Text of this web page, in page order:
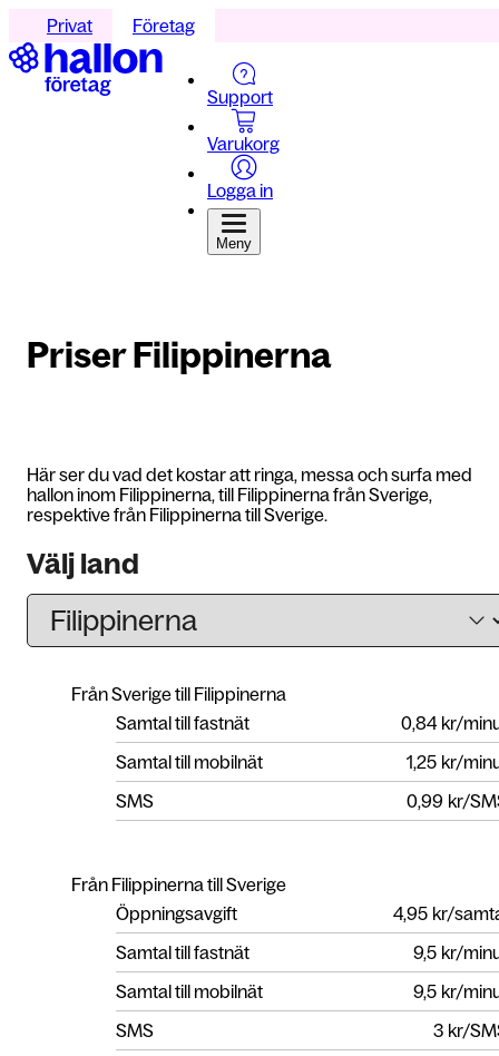
Privat Företag
Support
Varukorg
Logga in
Meny
Priser Filippinerna
Här ser du vad det kostar att ringa, messa och surfa med
hallon inom Filippinerna, till Filippinerna från Sverige,
respektive från Filippinerna till Sverige.
Välj land
Från Sverige till Filippinerna
Samtal till fastnät
0,84 kr/
Samtal till mobilnät
1,25 kr/
SMS
0,99 kr/
Från Filippinerna till Sverige
Öppningsavgift
4,95 kr/
Samtal till fastnät
9,5 kr/
Samtal till mobilnät
9,5 kr/
SMS
3 kr/